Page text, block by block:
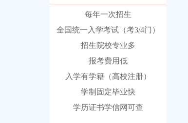
每年一次招生
全国统一入学考试（考3/4门）
招生院校专业多
报考费用低
入学有学籍（高校注册）
学制固定毕业快
学历证书学信网可查